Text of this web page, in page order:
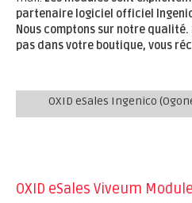
partenaire logiciel officiel
Nous comptons sur notre
pas dans votre boutique, vous
OXID eSales Ingenico
OXID eSales Viveum